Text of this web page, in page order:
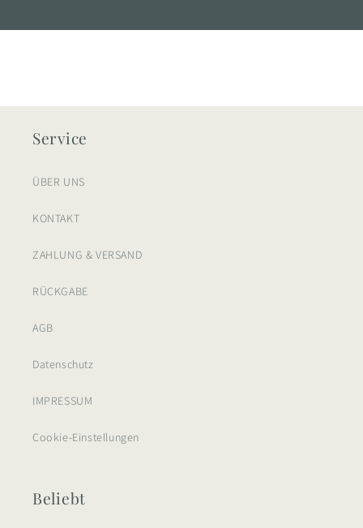
Service
ÜBER UNS
KONTAKT
ZAHLUNG & VERSAND
RÜCKGABE
AGB
Datenschutz
IMPRESSUM
Cookie-Einstellungen
Beliebt